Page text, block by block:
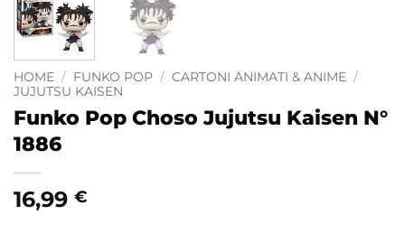
HOME / FUNKO POP / CARTONI ANIMATI & ANIME /
JUJUTSU KAISEN
Funko Pop Choso Jujutsu Kaisen N°
1886
16,99 €